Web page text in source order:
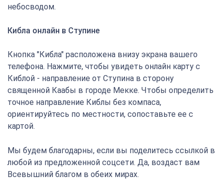
небосводом.
Кибла онлайн в Ступине
Кнопка "Кибла" расположена внизу экрана вашего
телефона. Нажмите, чтобы увидеть онлайн карту с
Киблой - направление от Ступина в сторону
священной Каабы в городе Мекке. Чтобы определить
точное направление Киблы без компаса,
ориентируйтесь по местности, сопоставьте ее с
картой.
Мы будем благодарны, если вы поделитесь ссылкой в
любой из предложенной соцсети. Да, воздаст вам
Всевышний благом в обеих мирах.